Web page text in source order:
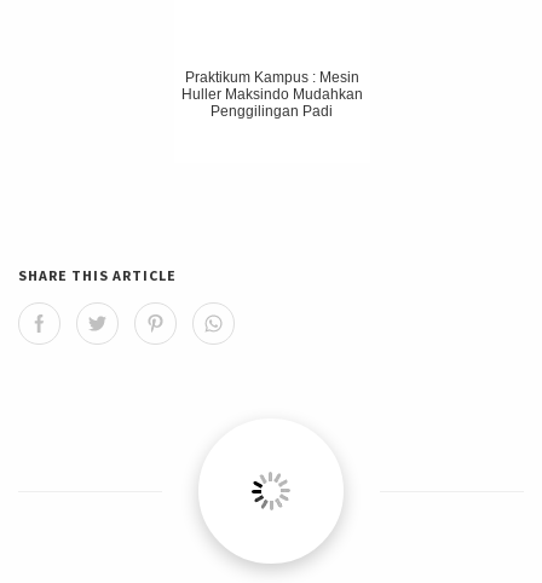
Praktikum Kampus : Mesin
Huller Maksindo Mudahkan
Penggilingan Padi
SHARE THIS ARTICLE